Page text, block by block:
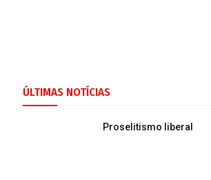
ÚLTIMAS NOTÍCIAS
Proselitismo liberal